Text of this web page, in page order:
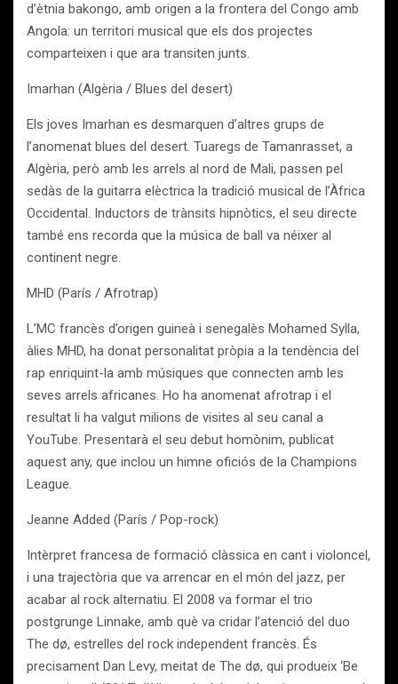
d’ètnia bakongo, amb origen a la frontera del Congo amb
Angola: un territori musical que els dos projectes
comparteixen i que ara transiten junts.
Imarhan (Algèria / Blues del desert)
Els joves Imarhan es desmarquen d’altres grups de
l’anomenat blues del desert. Tuaregs de Tamanrasset, a
Algèria, però amb les arrels al nord de Mali, passen pel
sedàs de la guitarra elèctrica la tradició musical de l’Àfrica
Occidental. Inductors de trànsits hipnòtics, el seu directe
també ens recorda que la música de ball va néixer al
continent negre.
MHD (París / Afrotrap)
L’MC francès d’origen guineà i senegalès Mohamed Sylla,
àlies MHD, ha donat personalitat pròpia a la tendència del
rap enriquint-la amb músiques que connecten amb les
seves arrels africanes. Ho ha anomenat afrotrap i el
resultat li ha valgut milions de visites al seu canal a
YouTube. Presentarà el seu debut homònim, publicat
aquest any, que inclou un himne oficiós de la Champions
League.
Jeanne Added (París / Pop-rock)
Intèrpret francesa de formació clàssica en cant i violoncel,
i una trajectòria que va arrencar en el món del jazz, per
acabar al rock alternatiu. El 2008 va formar el trio
postgrunge Linnake, amb què va cridar l’atenció del duo
The dø, estrelles del rock independent francès. És
precisament Dan Levy, meitat de The dø, qui produeix ‘Be